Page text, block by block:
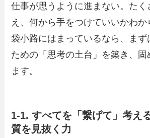
仕事が思うように進まない。た
え、何から手をつけていいかわ
袋小路にはまっているなら、まず
ための「思考の土台」を築き、固
ます。
1-1. すべてを「繋げて」考え
質を見抜く力